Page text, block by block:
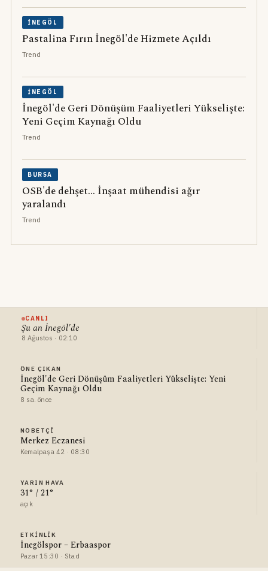
İNEGÖL
Pastalina Fırın İnegöl'de Hizmete Açıldı
Trend
İNEGÖL
İnegöl'de Geri Dönüşüm Faaliyetleri Yükselişte:
Yeni Geçim Kaynağı Oldu
Trend
BURSA
OSB'de dehşet... İnşaat mühendisi ağır
yaralandı
Trend
CANLI
Şu an İnegöl'de
8 Ağustos · 02:10
ÖNE ÇIKAN
İnegöl'de Geri Dönüşüm Faaliyetleri Yükselişte: Yeni
Geçim Kaynağı Oldu
8 sa. önce
NÖBETÇI
Merkez Eczanesi
Kemalpaşa 42 · 08:30
YARIN HAVA
31° / 21°
açık
ETKINLIK
İnegölspor – Erbaaspor
Pazar 15:30 · Stad